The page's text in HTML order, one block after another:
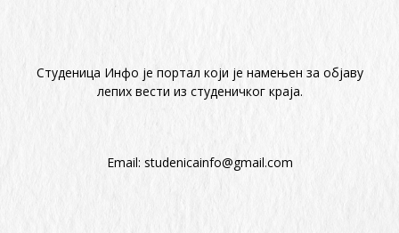
Студеница Инфо је портал који је намењен за објaву
лепих вести из студеничког краја.
Email: studenicainfo@gmail.com